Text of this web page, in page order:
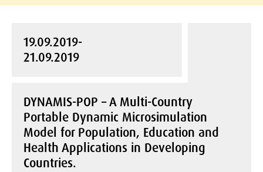
19.09.2019-
21.09.2019
DYNAMIS-POP – A Multi-Country
Portable Dynamic Microsimulation
Model for Population, Education and
Health Applications in Developing
Countries.